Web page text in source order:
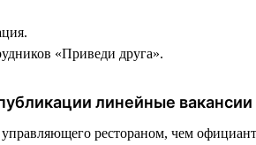
«Приведи друга».
линейные вакансии
управляющего рестораном, чем